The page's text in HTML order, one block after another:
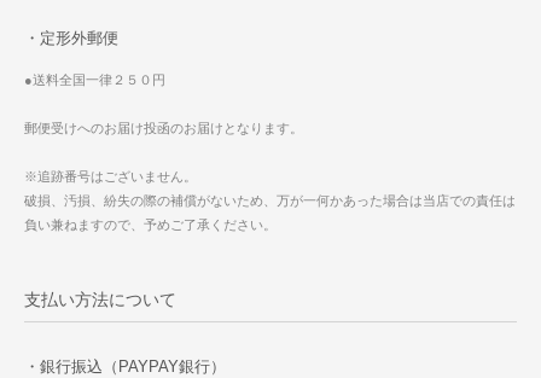
・定形外郵便
●送料全国一律２５０円
郵便受けへのお届け投函のお届けとなります。
※追跡番号はございません。
破損、汚損、紛失の際の補償がないため、万が一何かあった場合は当店での責任は
負い兼ねますので、予めご了承ください。
支払い方法について
・銀行振込（PAYPAY銀行）